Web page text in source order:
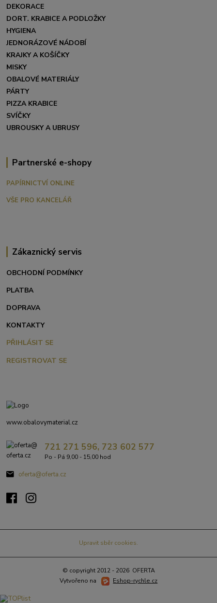
DEKORACE
DORT. KRABICE A PODLOŽKY
HYGIENA
JEDNORÁZOVÉ NÁDOBÍ
KRAJKY A KOŠÍČKY
MISKY
OBALOVÉ MATERIÁLY
PÁRTY
PIZZA KRABICE
SVÍČKY
UBROUSKY A UBRUSY
Partnerské e-shopy
PAPÍRNICTVÍ ONLINE
VŠE PRO KANCELÁŘ
Zákaznický servis
OBCHODNÍ PODMÍNKY
PLATBA
DOPRAVA
KONTAKTY
PŘIHLÁSIT SE
REGISTROVAT SE
www.obalovymaterial.cz
721 271 596, 723 602 577
Po - Pá 9,00 - 15,00 hod
oferta@oferta.cz
Upravit sběr cookies.
© copyright 2012 - 2026 OFERTA
Vytvořeno na
Eshop-rychle.cz